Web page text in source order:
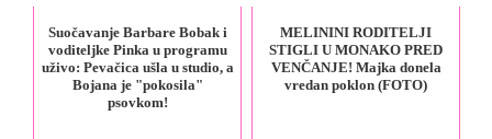
Suočavanje Barbare Bobak i
voditeljke Pinka u programu
uživo: Pevačica ušla u studio, a
Bojana je "pokosila"
psovkom!
MELININI RODITELJI
STIGLI U MONAKO PRED
VENČANJE! Majka donela
vredan poklon (FOTO)